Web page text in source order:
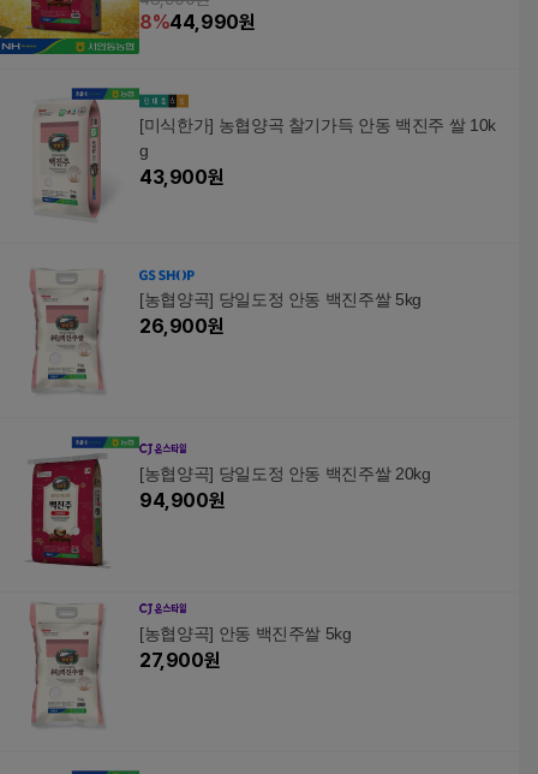
8%44,990원
[미식한가] 농협양곡 찰기가득 안동 백진주 쌀 10k
g
43,900원
[농협양곡] 당일도정 안동 백진주쌀 5kg
26,900원
[농협양곡] 당일도정 안동 백진주쌀 20kg
94,900원
[농협양곡] 안동 백진주쌀 5kg
27,900원